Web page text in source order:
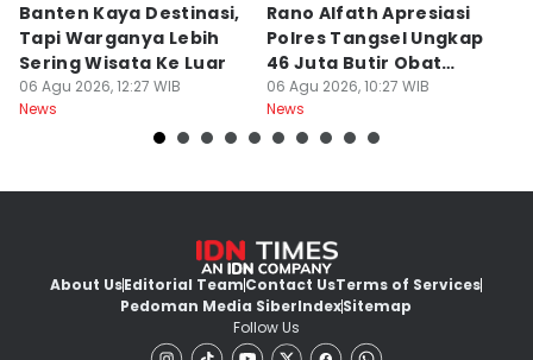
Banten Kaya Destinasi,
Tapi Warganya Lebih
Sering Wisata Ke Luar
06 Agu 2026, 12:27 WIB
News
Rano Alfath Apresiasi
Polres Tangsel Ungkap
46 Juta Butir Obat
Keras
06 Agu 2026, 10:27 WIB
News
About UsEditorial TeamContact UsTerms of Services
Pedoman Media SiberIndexSitemap
Follow Us